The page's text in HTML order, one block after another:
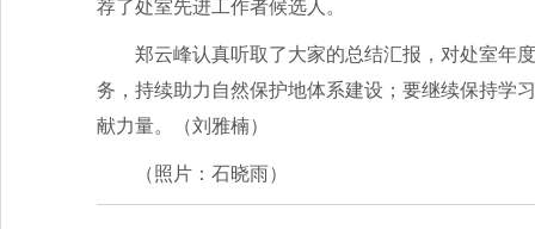
荐了处室先进工作者候选人。
郑云峰认真听取了大家的总结汇报，对处室年
务，持续助力自然保护地体系建设；要继续保持学
献力量。（刘雅楠）
（照片：石晓雨）